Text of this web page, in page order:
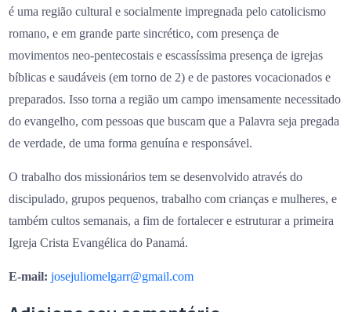
é uma região cultural e socialmente impregnada pelo catolicismo
romano, e em grande parte sincrético, com presença de
movimentos neo-pentecostais e escassíssima presença de igrejas
bíblicas e saudáveis (em torno de 2) e de pastores vocacionados e
preparados. Isso torna a região um campo imensamente necessitado
do evangelho, com pessoas que buscam que a Palavra seja pregada
de verdade, de uma forma genuína e responsável.
O trabalho dos missionários tem se desenvolvido através do
discipulado, grupos pequenos, trabalho com crianças e mulheres, e
também cultos semanais, a fim de fortalecer e estruturar a primeira
Igreja Crista Evangélica do Panamá.
E-mail: josejuliomelgarr@gmail.com